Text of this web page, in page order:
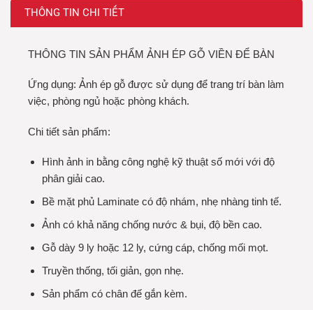
THÔNG TIN CHI TIẾT
THÔNG TIN SẢN PHẨM ẢNH ÉP GỖ VIỀN ĐỂ BÀN
Ứng dụng: Ảnh ép gỗ được sử dụng để trang trí bàn làm
việc, phòng ngủ hoặc phòng khách.
Chi tiết sản phẩm:
Hình ảnh in bằng công nghệ kỹ thuật số mới với độ
phân giải cao.
Bề mặt phủ Laminate có độ nhám, nhẹ nhàng tinh tế.
Ảnh có khả năng chống nước & bụi, độ bền cao.
Gỗ dày 9 ly hoặc 12 ly, cứng cáp, chống mối mọt.
Truyền thống, tối giản, gọn nhẹ.
Sản phẩm có chân đế gắn kèm.